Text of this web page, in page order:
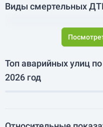
Виды смертельных
Топ аварийных улиц
2026 год